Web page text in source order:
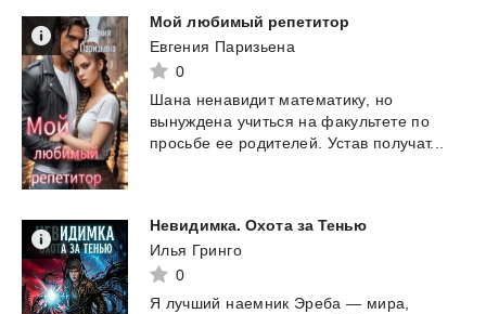
Мой любимый репетитор
Евгения Паризьена
0
Шана ненавидит математику, но
вынуждена учиться на факультете по
просьбе ее родителей. Устав получат...
Невидимка. Охота за Тенью
Илья Гринго
0
Я лучший наемник Эреба — мира,